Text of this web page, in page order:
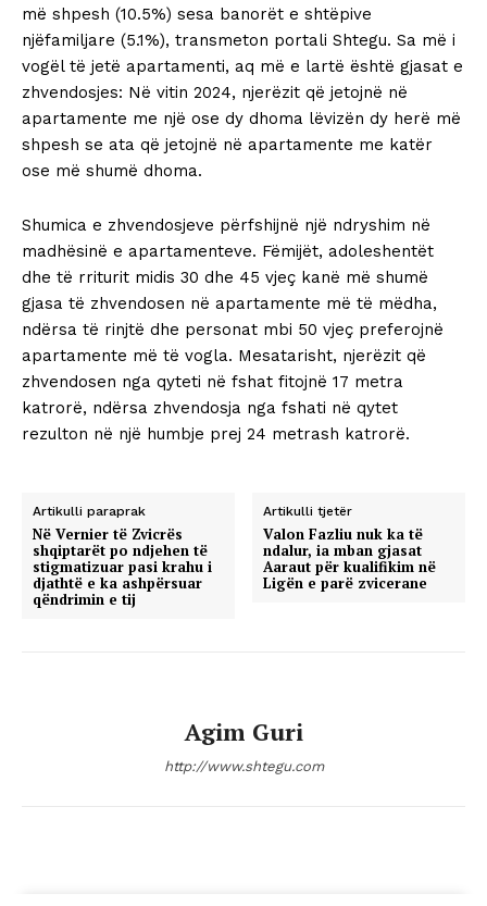
më shpesh (10.5%) sesa banorët e shtëpive
njëfamiljare (5.1%), transmeton portali Shtegu. Sa më i
vogël të jetë apartamenti, aq më e lartë është gjasat e
zhvendosjes: Në vitin 2024, njerëzit që jetojnë në
apartamente me një ose dy dhoma lëvizën dy herë më
shpesh se ata që jetojnë në apartamente me katër
ose më shumë dhoma.
Shumica e zhvendosjeve përfshijnë një ndryshim në
madhësinë e apartamenteve. Fëmijët, adoleshentët
dhe të rriturit midis 30 dhe 45 vjeç kanë më shumë
gjasa të zhvendosen në apartamente më të mëdha,
ndërsa të rinjtë dhe personat mbi 50 vjeç preferojnë
apartamente më të vogla. Mesatarisht, njerëzit që
zhvendosen nga qyteti në fshat fitojnë 17 metra
katrorë, ndërsa zhvendosja nga fshati në qytet
rezulton në një humbje prej 24 metrash katrorë.
Artikulli paraprak
Në Vernier të Zvicrës
shqiptarët po ndjehen të
stigmatizuar pasi krahu i
djathtë e ka ashpërsuar
qëndrimin e tij
Artikulli tjetër
Valon Fazliu nuk ka të
ndalur, ia mban gjasat
Aaraut për kualifikim në
Ligën e parë zvicerane
Agim Guri
http://www.shtegu.com